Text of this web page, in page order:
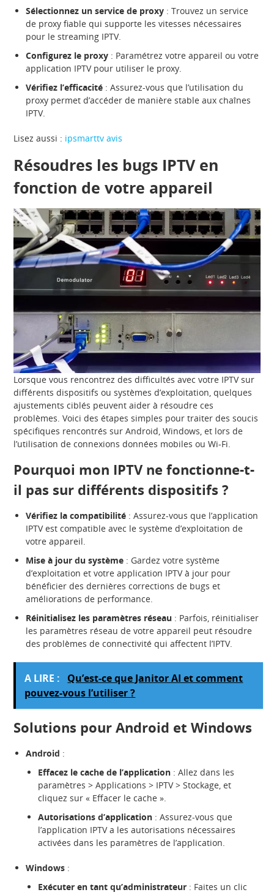
Sélectionnez un service de proxy : Trouvez un service
de proxy fiable qui supporte les vitesses nécessaires
pour le streaming IPTV.
Configurez le proxy : Paramétrez votre appareil ou votre
application IPTV pour utiliser le proxy.
Vérifiez l’efficacité : Assurez-vous que l’utilisation du
proxy permet d’accéder de manière stable aux chaînes
IPTV.
Lisez aussi : ipsmarttv avis
Résoudres les bugs IPTV en
fonction de votre appareil
Lorsque vous rencontrez des difficultés avec votre IPTV sur
différents dispositifs ou systèmes d’exploitation, quelques
ajustements ciblés peuvent aider à résoudre ces
problèmes. Voici des étapes simples pour traiter des soucis
spécifiques rencontrés sur Android, Windows, et lors de
l’utilisation de connexions données mobiles ou Wi-Fi.
Pourquoi mon IPTV ne fonctionne-t-
il pas sur différents dispositifs ?
Vérifiez la compatibilité : Assurez-vous que l’application
IPTV est compatible avec le système d’exploitation de
votre appareil.
Mise à jour du système : Gardez votre système
d’exploitation et votre application IPTV à jour pour
bénéficier des dernières corrections de bugs et
améliorations de performance.
Réinitialisez les paramètres réseau : Parfois, réinitialiser
les paramètres réseau de votre appareil peut résoudre
des problèmes de connectivité qui affectent l’IPTV.
A LIRE :
Qu’est-ce que Janitor AI et comment
pouvez-vous l’utiliser ?
Solutions pour Android et Windows
Android :
Effacez le cache de l’application : Allez dans les
paramètres > Applications > IPTV > Stockage, et
cliquez sur « Effacer le cache ».
Autorisations d’application : Assurez-vous que
l’application IPTV a les autorisations nécessaires
activées dans les paramètres de l’application.
Windows :
Exécuter en tant qu’administrateur : Faites un clic